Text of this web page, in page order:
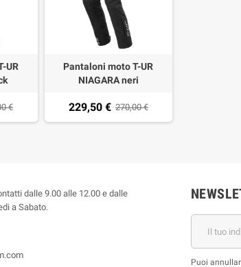
UR
€
Pantaloni moto T-UR
NIAGARA neri
229,50 € 270,00 €
dalle 9.00 alle 12.00 e dalle
a Sabato.
Puoi